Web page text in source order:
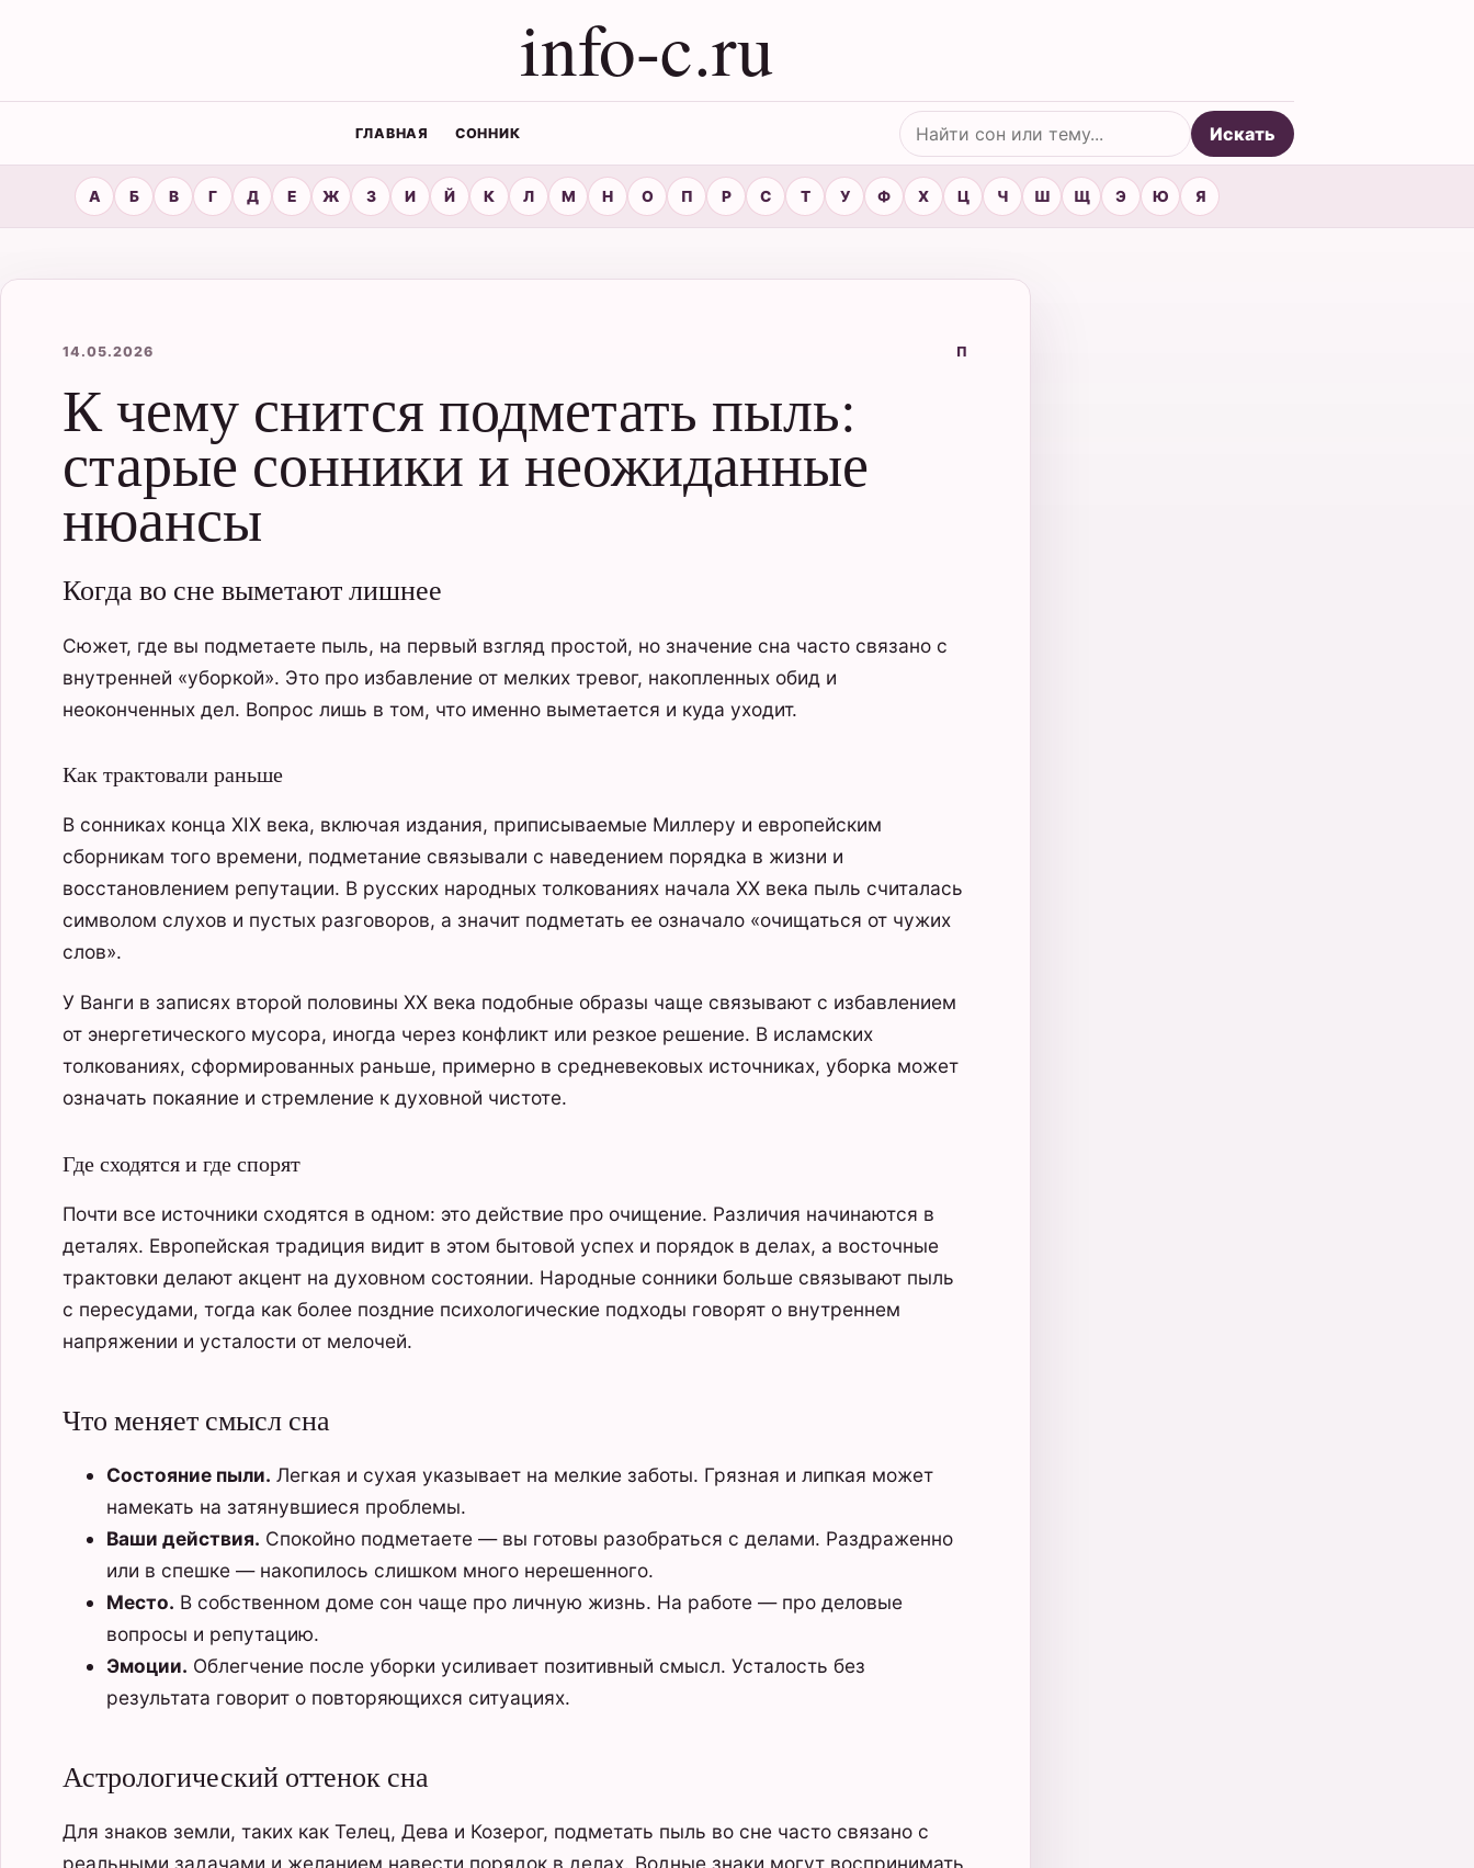
info-c.ru
ГЛАВНАЯ СОННИК Поиск Искать
А Б В Г Д Е Ж З И Й К Л М Н О П Р С Т У Ф Х Ц Ч Ш Щ Э Ю Я
14.05.2026 П
К чему снится подметать пыль:
старые сонники и неожиданные
нюансы
Когда во сне выметают лишнее
Сюжет, где вы подметаете пыль, на первый взгляд простой, но значение сна часто связано с
внутренней «уборкой». Это про избавление от мелких тревог, накопленных обид и
неоконченных дел. Вопрос лишь в том, что именно выметается и куда уходит.
Как трактовали раньше
В сонниках конца XIX века, включая издания, приписываемые Миллеру и европейским
сборникам того времени, подметание связывали с наведением порядка в жизни и
восстановлением репутации. В русских народных толкованиях начала XX века пыль считалась
символом слухов и пустых разговоров, а значит подметать ее означало «очищаться от чужих
слов».
У Ванги в записях второй половины XX века подобные образы чаще связывают с избавлением
от энергетического мусора, иногда через конфликт или резкое решение. В исламских
толкованиях, сформированных раньше, примерно в средневековых источниках, уборка может
означать покаяние и стремление к духовной чистоте.
Где сходятся и где спорят
Почти все источники сходятся в одном: это действие про очищение. Различия начинаются в
деталях. Европейская традиция видит в этом бытовой успех и порядок в делах, а восточные
трактовки делают акцент на духовном состоянии. Народные сонники больше связывают пыль
с пересудами, тогда как более поздние психологические подходы говорят о внутреннем
напряжении и усталости от мелочей.
Что меняет смысл сна
Состояние пыли. Легкая и сухая указывает на мелкие заботы. Грязная и липкая может
намекать на затянувшиеся проблемы.
Ваши действия. Спокойно подметаете — вы готовы разобраться с делами. Раздраженно
или в спешке — накопилось слишком много нерешенного.
Место. В собственном доме сон чаще про личную жизнь. На работе — про деловые
вопросы и репутацию.
Эмоции. Облегчение после уборки усиливает позитивный смысл. Усталость без
результата говорит о повторяющихся ситуациях.
Астрологический оттенок сна
Для знаков земли, таких как Телец, Дева и Козерог, подметать пыль во сне часто связано с